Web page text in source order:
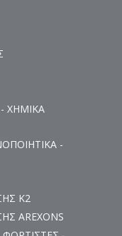
ΧΗΜΙΚΑ
-
K2
AREXONS